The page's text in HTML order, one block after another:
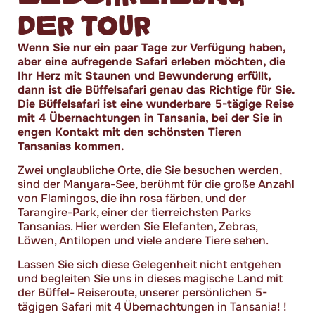
DER TOUR
Wenn Sie nur ein paar Tage zur Verfügung haben,
aber eine aufregende Safari erleben möchten, die
Ihr Herz mit Staunen und Bewunderung erfüllt,
dann ist die Büffelsafari genau das Richtige für Sie.
Die Büffelsafari ist eine wunderbare 5-tägige Reise
mit 4 Übernachtungen in Tansania, bei der Sie in
engen Kontakt mit den schönsten Tieren
Tansanias kommen.
Zwei unglaubliche Orte, die Sie besuchen werden,
sind der Manyara-See, berühmt für die große Anzahl
von Flamingos, die ihn rosa färben, und der
Tarangire-Park, einer der tierreichsten Parks
Tansanias. Hier werden Sie Elefanten, Zebras,
Löwen, Antilopen und viele andere Tiere sehen.
Lassen Sie sich diese Gelegenheit nicht entgehen
und begleiten Sie uns in dieses magische Land mit
der Büffel- Reiseroute, unserer persönlichen 5-
tägigen Safari mit 4 Übernachtungen in Tansania! !